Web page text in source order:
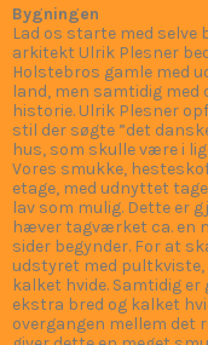
ikke ligger mærke til at
Denne følelse afspejles
nu, du har muligheden
Plesners vision om et
grund, hvor fortid og
Bygningen
Lad os starte med selve
arkitekt Ulrik Plesner
Holstebros gamle med
land, men samtidig
historie. Ulrik Plesner
stil der søgte ”det
hus, som skulle være i
Vores smukke,
etage, med udnyttet
lav som mulig. Dette er